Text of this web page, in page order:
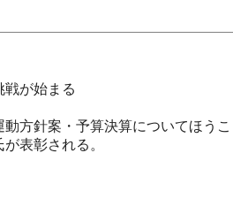
が始まる
方針案・予算決算についてほう
表彰される。